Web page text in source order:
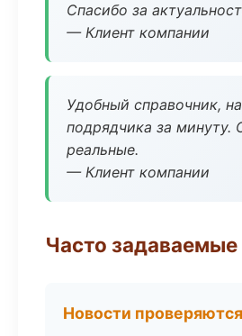
Спасибо за
— Клиент компании
Удобный справочник,
подрядчика за минуту.
реальные.
— Клиент компании
Часто
Новости